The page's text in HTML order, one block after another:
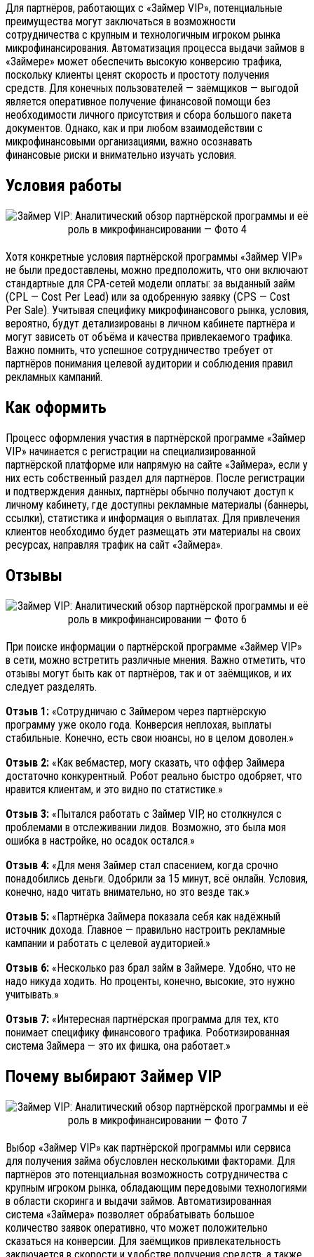
Для партнёров, работающих с «Займер VIP», потенциальные
преимущества могут заключаться в возможности
сотрудничества с крупным и технологичным игроком рынка
микрофинансирования. Автоматизация процесса выдачи займов в
«Займере» может обеспечить высокую конверсию трафика,
поскольку клиенты ценят скорость и простоту получения
средств. Для конечных пользователей — заёмщиков — выгодой
является оперативное получение финансовой помощи без
необходимости личного присутствия и сбора большого пакета
документов. Однако, как и при любом взаимодействии с
микрофинансовыми организациями, важно осознавать
финансовые риски и внимательно изучать условия.
Условия работы
Хотя конкретные условия партнёрской программы «Займер VIP»
не были предоставлены, можно предположить, что они включают
стандартные для CPA-сетей модели оплаты: за выданный займ
(CPL — Cost Per Lead) или за одобренную заявку (CPS — Cost
Per Sale). Учитывая специфику микрофинансового рынка, условия,
вероятно, будут детализированы в личном кабинете партнёра и
могут зависеть от объёма и качества привлекаемого трафика.
Важно помнить, что успешное сотрудничество требует от
партнёров понимания целевой аудитории и соблюдения правил
рекламных кампаний.
Как оформить
Процесс оформления участия в партнёрской программе «Займер
VIP» начинается с регистрации на специализированной
партнёрской платформе или напрямую на сайте «Займера», если у
них есть собственный раздел для партнёров. После регистрации
и подтверждения данных, партнёры обычно получают доступ к
личному кабинету, где доступны рекламные материалы (баннеры,
ссылки), статистика и информация о выплатах. Для привлечения
клиентов необходимо будет размещать эти материалы на своих
ресурсах, направляя трафик на сайт «Займера».
Отзывы
При поиске информации о партнёрской программе «Займер VIP»
в сети, можно встретить различные мнения. Важно отметить, что
отзывы могут быть как от партнёров, так и от заёмщиков, и их
следует разделять.
Отзыв 1: «Сотрудничаю с Займером через партнёрскую
программу уже около года. Конверсия неплохая, выплаты
стабильные. Конечно, есть свои нюансы, но в целом доволен.»
Отзыв 2: «Как вебмастер, могу сказать, что оффер Займера
достаточно конкурентный. Робот реально быстро одобряет, что
нравится клиентам, и это видно по статистике.»
Отзыв 3: «Пытался работать с Займер VIP, но столкнулся с
проблемами в отслеживании лидов. Возможно, это была моя
ошибка в настройке, но осадок остался.»
Отзыв 4: «Для меня Займер стал спасением, когда срочно
понадобились деньги. Одобрили за 15 минут, всё онлайн. Условия,
конечно, надо читать внимательно, но это везде так.»
Отзыв 5: «Партнёрка Займера показала себя как надёжный
источник дохода. Главное — правильно настроить рекламные
кампании и работать с целевой аудиторией.»
Отзыв 6: «Несколько раз брал займ в Займере. Удобно, что не
надо никуда ходить. Но проценты, конечно, высокие, это нужно
учитывать.»
Отзыв 7: «Интересная партнёрская программа для тех, кто
понимает специфику финансового трафика. Роботизированная
система Займера — это их фишка, она работает.»
Почему выбирают Займер VIP
Выбор «Займер VIP» как партнёрской программы или сервиса
для получения займа обусловлен несколькими факторами. Для
партнёров это потенциальная возможность сотрудничества с
крупным игроком рынка, обладающим передовыми технологиями
в области скоринга и выдачи займов. Автоматизированная
система «Займера» позволяет обрабатывать большое
количество заявок оперативно, что может положительно
сказаться на конверсии. Для заёмщиков привлекательность
заключается в скорости и удобстве получения средств, а также